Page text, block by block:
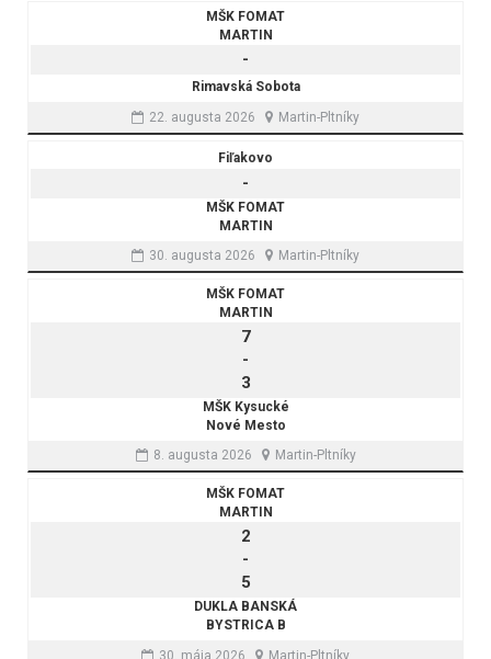
MŠK FOMAT
MARTIN
-
Rimavská Sobota
22. augusta 2026
Martin-Pltníky
Fiľakovo
-
MŠK FOMAT
MARTIN
30. augusta 2026
Martin-Pltníky
MŠK FOMAT
MARTIN
7
-
3
MŠK Kysucké
Nové Mesto
8. augusta 2026
Martin-Pltníky
MŠK FOMAT
MARTIN
2
-
5
DUKLA BANSKÁ
BYSTRICA B
30. mája 2026
Martin-Pltníky